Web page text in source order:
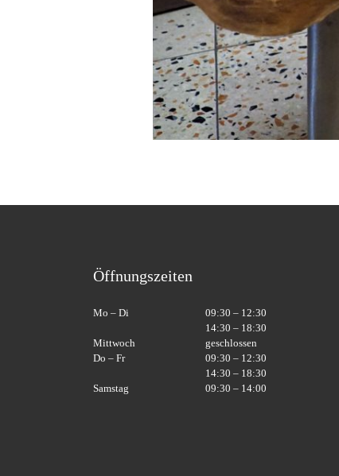
Öffnungszeiten
Mo – Di
09:30 – 12:30
14:30 – 18:30
Mittwoch
geschlossen
Do – Fr
09:30 – 12:30
14:30 – 18:30
Samstag
09:30 – 14:00